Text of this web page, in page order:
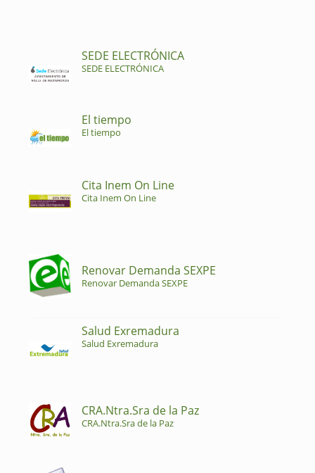
SEDE ELECTRÓNICA
SEDE ELECTRÓNICA
El tiempo
El tiempo
Cita Inem On Line
Cita Inem On Line
Renovar Demanda SEXPE
Renovar Demanda SEXPE
Salud Exremadura
Salud Exremadura
CRA.Ntra.Sra de la Paz
CRA.Ntra.Sra de la Paz